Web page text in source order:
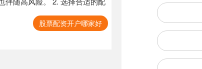
股票配资开户哪家好